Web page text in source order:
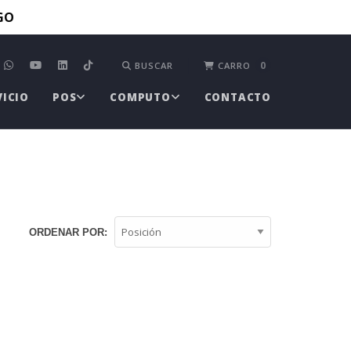
BUSCAR CARRO 0
POS COMPUTO CONTACTO
ORDENAR POR: